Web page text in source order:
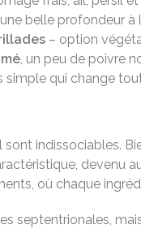
belle profondeur à
– option
, un peu de poivre
simple qui change
sont indissociables.
devenu
où chaque
septentrionales,